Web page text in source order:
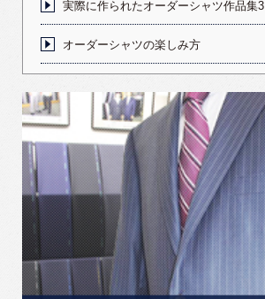
実際に作られたオーダーシャツ作品集3
オーダーシャツの楽しみ方